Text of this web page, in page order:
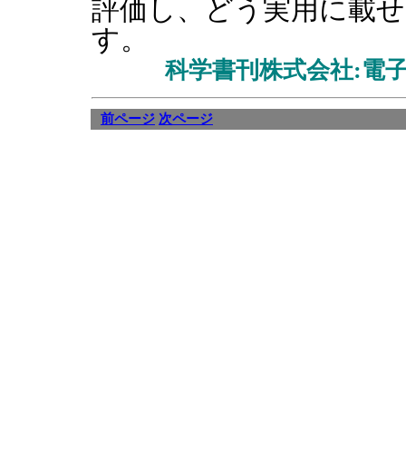
評価し、どう実用に載
す。
科学書刊株式会社:電
前ページ 次ページ